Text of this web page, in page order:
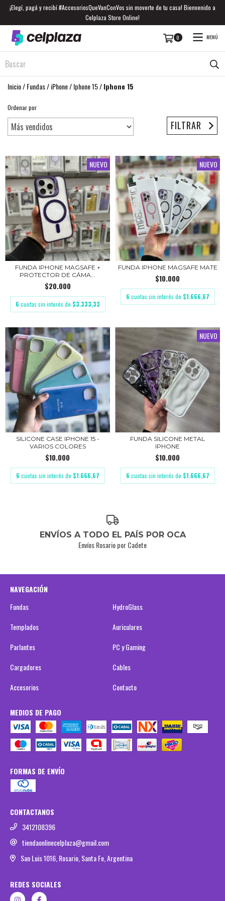
¡Elegí, pagá y recibí #AccesoriosQueVanConVos sin moverte de tu casa! Bienvenido a
Celplaza Store Online!
0 MENÚ
Inicio/Fundas/iPhone/Iphone 15/Iphone 15
Ordenar por
FILTRAR
NUEVO
FUNDA IPHONE MAGSAFE +
PROTECTOR DE CÁMA...
$20.000
6 cuotas sin interés de $3.333,33
NUEVO
FUNDA IPHONE MAGSAFE MATE
$10.000
6 cuotas sin interés de $1.666,67
SILICONE CASE IPHONE 15 -
VARIOS COLORES
$10.000
6 cuotas sin interés de $1.666,67
NUEVO
FUNDA SILICONE METAL
IPHONE
$10.000
6 cuotas sin interés de $1.666,67
ENVÍOS A TODO EL PAÍS POR OCA
Envíos Rosario por Cadete
NAVEGACIÓN
Fundas
HydroGlass
Templados
Auriculares
Parlantes
PC y Gaming
Cargadores
Cables
Accesorios
Contacto
MEDIOS DE PAGO
FORMAS DE ENVÍO
CONTACTANOS
3412108396
tiendaonlinecelplaza@gmail.com
San Luis 1016, Rosario, Santa Fe, Argentina
REDES SOCIALES